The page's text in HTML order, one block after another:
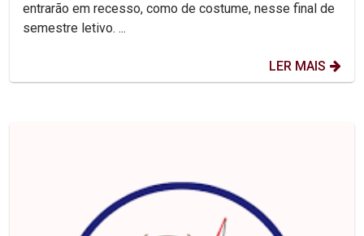
entrarão em recesso, como de costume, nesse final de
semestre letivo. ...
LER MAIS